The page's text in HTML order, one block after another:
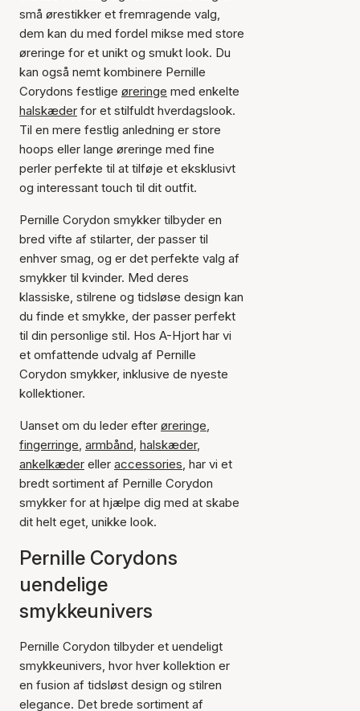
små ørestikker et fremragende valg,
dem kan du med fordel mikse med store
øreringe for et unikt og smukt look. Du
kan også nemt kombinere Pernille
Corydons festlige øreringe med enkelte
halskæder for et stilfuldt hverdagslook.
Til en mere festlig anledning er store
hoops eller lange øreringe med fine
perler perfekte til at tilføje et eksklusivt
og interessant touch til dit outfit.
Pernille Corydon smykker tilbyder en
bred vifte af stilarter, der passer til
enhver smag, og er det perfekte valg af
smykker til kvinder. Med deres
klassiske, stilrene og tidsløse design kan
du finde et smykke, der passer perfekt
til din personlige stil. Hos A-Hjort har vi
et omfattende udvalg af Pernille
Corydon smykker, inklusive de nyeste
kollektioner.
Uanset om du leder efter øreringe,
fingerringe, armbånd, halskæder,
ankelkæder eller accessories, har vi et
bredt sortiment af Pernille Corydon
smykker for at hjælpe dig med at skabe
dit helt eget, unikke look.
Pernille Corydons
uendelige
smykkeunivers
Pernille Corydon tilbyder et uendeligt
smykkeunivers, hvor hver kollektion er
en fusion af tidsløst design og stilren
elegance. Det brede sortiment af